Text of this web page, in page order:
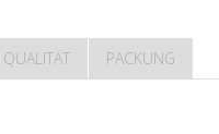
QUALITÄT PACKUNG